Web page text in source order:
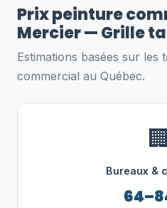
Prix peinture
Mercier — Grille
Estimations basées sur les
commercial au Québec.
🏢
Bureaux &